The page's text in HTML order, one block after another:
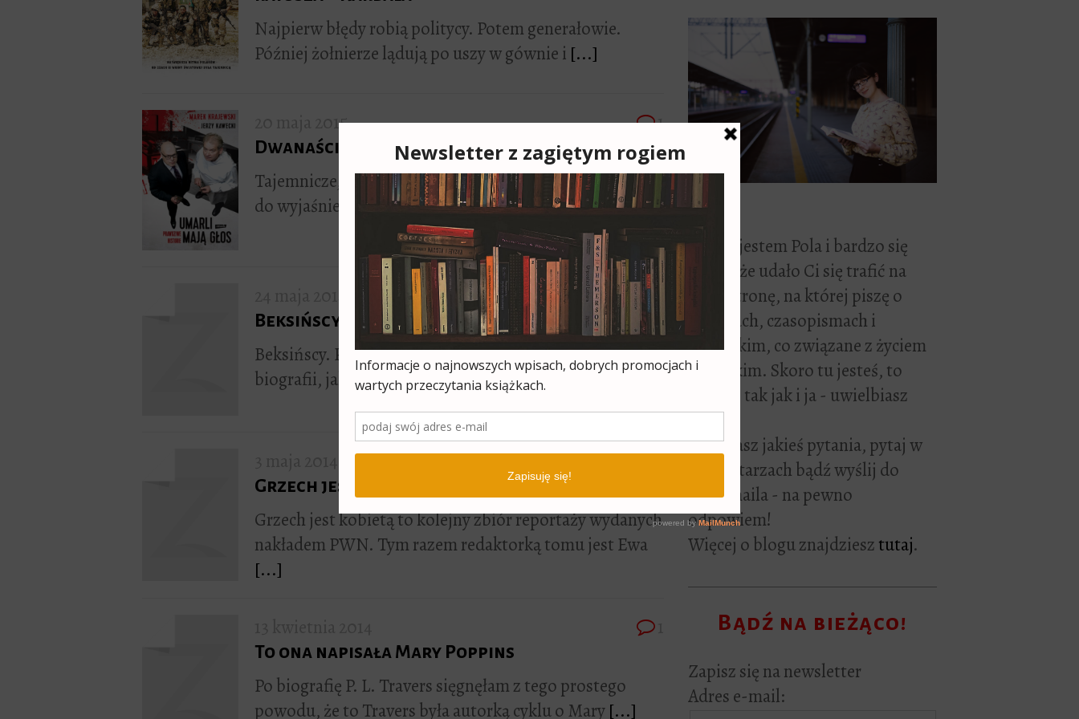
Najpierw błędy robią politycy. Potem generałowie.
Później żołnierze lądują po uszy w gównie i [...]
20 maja 2015 1
Dwanaście zbrodni i jeden stół sekcyjny
Tajemnicze, na pierwszy rzut oka wydawałoby się, że nie
do wyjaśnienia sprawy – to historie, które[...]
8
Beksińscy. Portret podwójny
Beksińscy. Portret podwójny to jedna z lepszych
biografii, jakie miałam okazję ostatnio przeczytać.[...]
0
Grzech jest kobietą
Grzech jest kobietą to kolejny zbiór reportaży wydanych
nakładem PWN. Tym razem redaktorką tomu jest Ewa
[...]
To ona napisała Mary Poppins
Po biografię P. L. Travers sięgnęłam z tego prostego
powodu, że to Travers była autorką cyklu o Mary[...]
Cześć, jestem Pola i bardzo się
cieszę, że udało Ci się trafić na
moją stronę, na której piszę o
książkach, czasopismach i
wszystkim, co związane z życiem
literackim. Skoro tu jesteś, to
pewnie tak jak i ja - uwielbiasz
czytać.
Jeśli masz jakieś pytania, pytaj w
komentarzach bądź wyślij do
mnie maila - na pewno
odpowiem!
Więcej o blogu znajdziesztutaj.
Bądź na bieżąco!
Zapisz się na newsletter
Adres e-mail: